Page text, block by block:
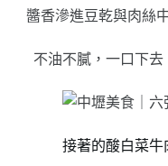
醬香滲進豆乾與肉絲
不油不膩，一口下去
接著的酸白菜牛